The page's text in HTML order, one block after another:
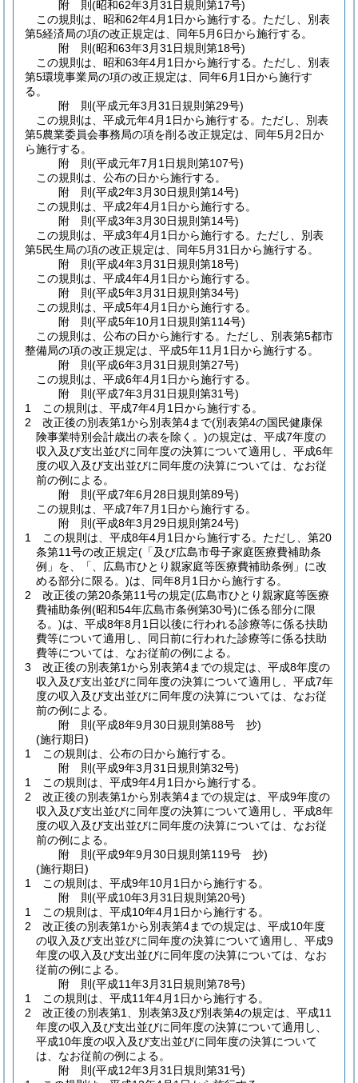
附 則(昭和62年3月31日規則第17号)
この規則は、昭和62年4月1日から施行する。 ただし、別表
第5経済局の項の改正規定は、同年5月6日から施行する。
附 則(昭和63年3月31日規則第18号)
この規則は、昭和63年4月1日から施行する。 ただし、別表
第5環境事業局の項の改正規定は、同年6月1日から施行す
る。
附 則(平成元年3月31日規則第29号)
この規則は、平成元年4月1日から施行する。 ただし、別表
第5農業委員会事務局の項を削る改正規定は、同年5月2日か
ら施行する。
附 則(平成元年7月1日規則第107号)
この規則は、公布の日から施行する。
附 則(平成2年3月30日規則第14号)
この規則は、平成2年4月1日から施行する。
附 則(平成3年3月30日規則第14号)
この規則は、平成3年4月1日から施行する。 ただし、別表
第5民生局の項の改正規定は、同年5月31日から施行する。
附 則(平成4年3月31日規則第18号)
この規則は、平成4年4月1日から施行する。
附 則(平成5年3月31日規則第34号)
この規則は、平成5年4月1日から施行する。
附 則(平成5年10月1日規則第114号)
この規則は、公布の日から施行する。 ただし、別表第5都市
整備局の項の改正規定は、平成5年11月1日から施行する。
附 則(平成6年3月31日規則第27号)
この規則は、平成6年4月1日から施行する。
附 則(平成7年3月31日規則第31号)
1
この規則は、平成7年4月1日から施行する。
2
改正後の別表第1から別表第4まで(別表第4の国民健康保
険事業特別会計歳出の表を除く。)の規定は、平成7年度の
収入及び支出並びに同年度の決算について適用し、平成6年
度の収入及び支出並びに同年度の決算については、なお従
前の例による。
附 則(平成7年6月28日規則第89号)
この規則は、平成7年7月1日から施行する。
附 則(平成8年3月29日規則第24号)
1
この規則は、平成8年4月1日から施行する。 ただし、第20
条第11号の改正規定(「及び広島市母子家庭医療費補助条
例」を、「、広島市ひとり親家庭等医療費補助条例」に改
める部分に限る。)は、同年8月1日から施行する。
2
改正後の第20条第11号の規定(広島市ひとり親家庭等医療
費補助条例(昭和54年広島市条例第30号)に係る部分に限
る。)は、平成8年8月1日以後に行われる診療等に係る扶助
費等について適用し、同日前に行われた診療等に係る扶助
費等については、なお従前の例による。
3
改正後の別表第1から別表第4までの規定は、平成8年度の
収入及び支出並びに同年度の決算について適用し、平成7年
度の収入及び支出並びに同年度の決算については、なお従
前の例による。
附 則(平成8年9月30日規則第88号 抄)
(施行期日)
1
この規則は、公布の日から施行する。
附 則(平成9年3月31日規則第32号)
1
この規則は、平成9年4月1日から施行する。
2
改正後の別表第1から別表第4までの規定は、平成9年度の
収入及び支出並びに同年度の決算について適用し、平成8年
度の収入及び支出並びに同年度の決算については、なお従
前の例による。
附 則(平成9年9月30日規則第119号 抄)
(施行期日)
1
この規則は、平成9年10月1日から施行する。
附 則(平成10年3月31日規則第20号)
1
この規則は、平成10年4月1日から施行する。
2
改正後の別表第1から別表第4までの規定は、平成10年度
の収入及び支出並びに同年度の決算について適用し、平成9
年度の収入及び支出並びに同年度の決算については、なお
従前の例による。
附 則(平成11年3月31日規則第78号)
1
この規則は、平成11年4月1日から施行する。
2
改正後の別表第1、別表第3及び別表第4の規定は、平成11
年度の収入及び支出並びに同年度の決算について適用し、
平成10年度の収入及び支出並びに同年度の決算について
は、なお従前の例による。
附 則(平成12年3月31日規則第31号)